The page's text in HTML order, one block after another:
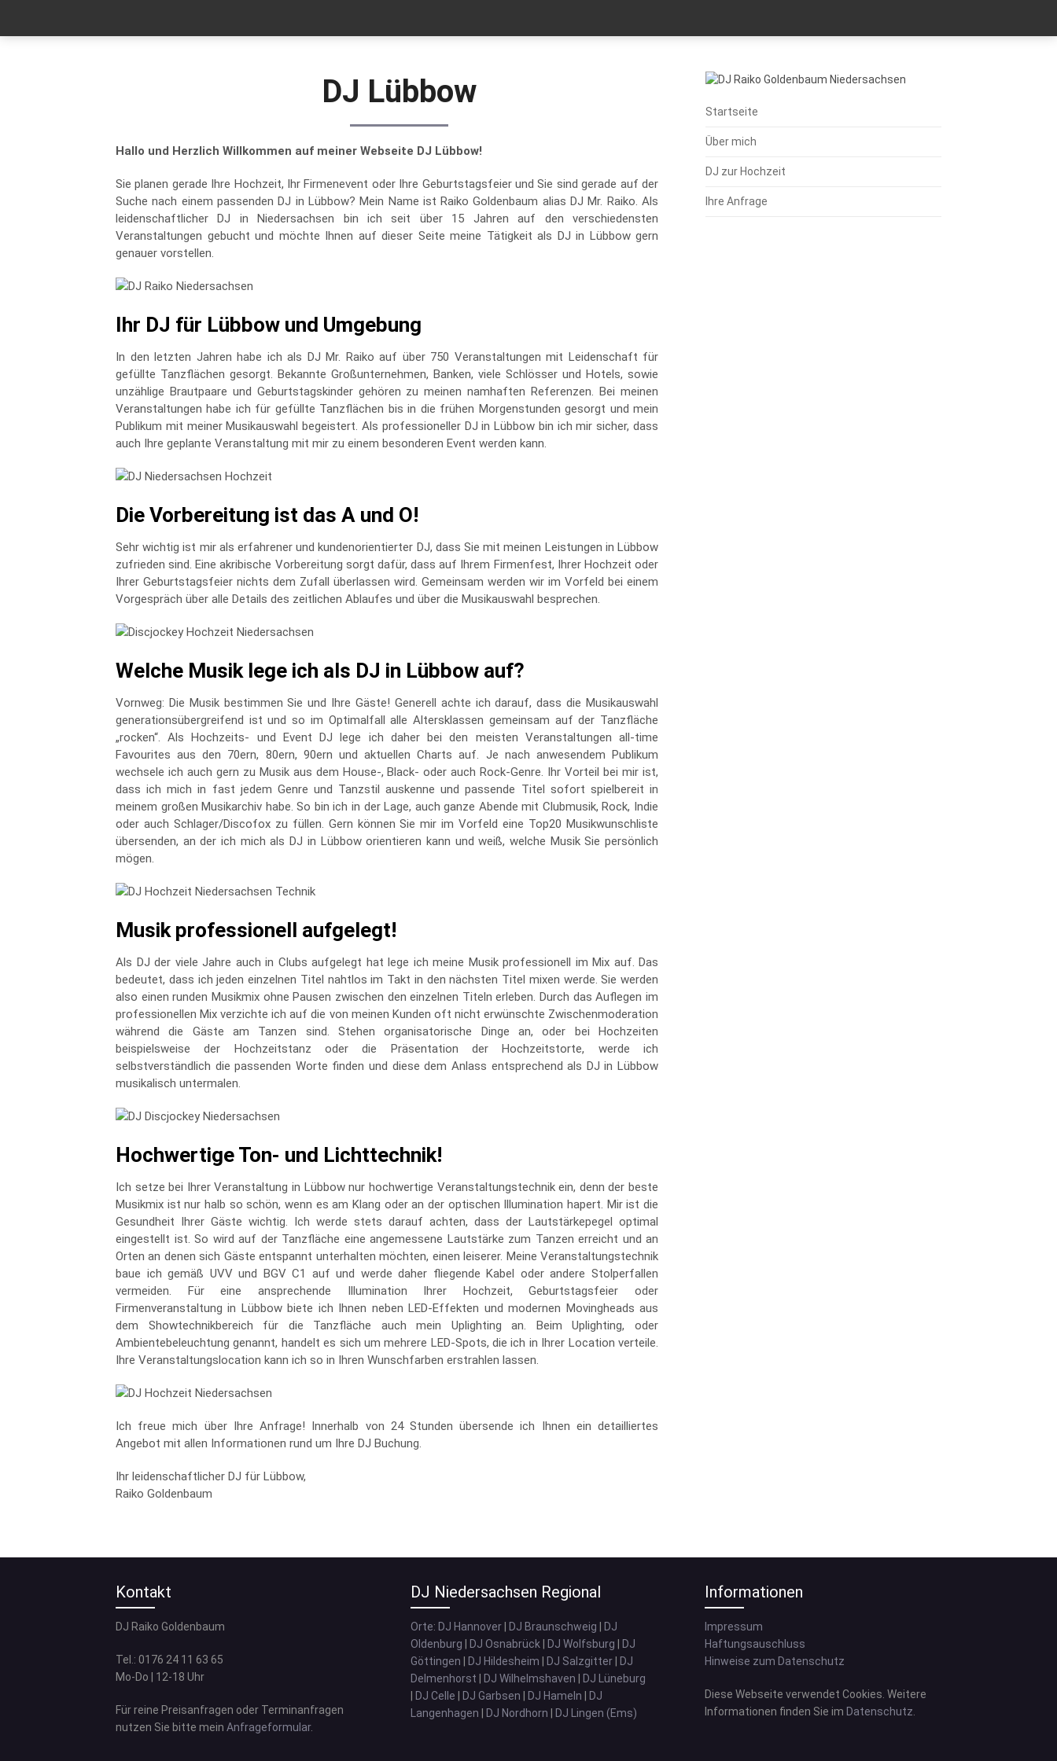
DJ Lübbow
Hallo und Herzlich Willkommen auf meiner Webseite DJ Lübbow!
Sie planen gerade Ihre Hochzeit, Ihr Firmenevent oder Ihre Geburtstagsfeier und Sie sind gerade auf der
Suche nach einem passenden DJ in Lübbow? Mein Name ist Raiko Goldenbaum alias DJ Mr. Raiko. Als
leidenschaftlicher DJ in Niedersachsen bin ich seit über 15 Jahren auf den verschiedensten
Veranstaltungen gebucht und möchte Ihnen auf dieser Seite meine Tätigkeit als DJ in Lübbow gern
genauer vorstellen.
Ihr DJ für Lübbow und Umgebung
In den letzten Jahren habe ich als DJ Mr. Raiko auf über 750 Veranstaltungen mit Leidenschaft für
gefüllte Tanzflächen gesorgt. Bekannte Großunternehmen, Banken, viele Schlösser und Hotels, sowie
unzählige Brautpaare und Geburtstagskinder gehören zu meinen namhaften Referenzen. Bei meinen
Veranstaltungen habe ich für gefüllte Tanzflächen bis in die frühen Morgenstunden gesorgt und mein
Publikum mit meiner Musikauswahl begeistert. Als professioneller DJ in Lübbow bin ich mir sicher, dass
auch Ihre geplante Veranstaltung mit mir zu einem besonderen Event werden kann.
Die Vorbereitung ist das A und O!
Sehr wichtig ist mir als erfahrener und kundenorientierter DJ, dass Sie mit meinen Leistungen in Lübbow
zufrieden sind. Eine akribische Vorbereitung sorgt dafür, dass auf Ihrem Firmenfest, Ihrer Hochzeit oder
Ihrer Geburtstagsfeier nichts dem Zufall überlassen wird. Gemeinsam werden wir im Vorfeld bei einem
Vorgespräch über alle Details des zeitlichen Ablaufes und über die Musikauswahl besprechen.
Welche Musik lege ich als DJ in Lübbow auf?
Vornweg: Die Musik bestimmen Sie und Ihre Gäste! Generell achte ich darauf, dass die Musikauswahl
generationsübergreifend ist und so im Optimalfall alle Altersklassen gemeinsam auf der Tanzfläche
„rocken“. Als Hochzeits- und Event DJ lege ich daher bei den meisten Veranstaltungen all-time
Favourites aus den 70ern, 80ern, 90ern und aktuellen Charts auf. Je nach anwesendem Publikum
wechsele ich auch gern zu Musik aus dem House-, Black- oder auch Rock-Genre. Ihr Vorteil bei mir ist,
dass ich mich in fast jedem Genre und Tanzstil auskenne und passende Titel sofort spielbereit in
meinem großen Musikarchiv habe. So bin ich in der Lage, auch ganze Abende mit Clubmusik, Rock, Indie
oder auch Schlager/Discofox zu füllen. Gern können Sie mir im Vorfeld eine Top20 Musikwunschliste
übersenden, an der ich mich als DJ in Lübbow orientieren kann und weiß, welche Musik Sie persönlich
mögen.
Musik professionell aufgelegt!
Als DJ der viele Jahre auch in Clubs aufgelegt hat lege ich meine Musik professionell im Mix auf. Das
bedeutet, dass ich jeden einzelnen Titel nahtlos im Takt in den nächsten Titel mixen werde. Sie werden
also einen runden Musikmix ohne Pausen zwischen den einzelnen Titeln erleben. Durch das Auflegen im
professionellen Mix verzichte ich auf die von meinen Kunden oft nicht erwünschte Zwischenmoderation
während die Gäste am Tanzen sind. Stehen organisatorische Dinge an, oder bei Hochzeiten
beispielsweise der Hochzeitstanz oder die Präsentation der Hochzeitstorte, werde ich
selbstverständlich die passenden Worte finden und diese dem Anlass entsprechend als DJ in Lübbow
musikalisch untermalen.
Hochwertige Ton- und Lichttechnik!
Ich setze bei Ihrer Veranstaltung in Lübbow nur hochwertige Veranstaltungstechnik ein, denn der beste
Musikmix ist nur halb so schön, wenn es am Klang oder an der optischen Illumination hapert. Mir ist die
Gesundheit Ihrer Gäste wichtig. Ich werde stets darauf achten, dass der Lautstärkepegel optimal
eingestellt ist. So wird auf der Tanzfläche eine angemessene Lautstärke zum Tanzen erreicht und an
Orten an denen sich Gäste entspannt unterhalten möchten, einen leiserer. Meine Veranstaltungstechnik
baue ich gemäß UVV und BGV C1 auf und werde daher fliegende Kabel oder andere Stolperfallen
vermeiden. Für eine ansprechende Illumination Ihrer Hochzeit, Geburtstagsfeier oder
Firmenveranstaltung in Lübbow biete ich Ihnen neben LED-Effekten und modernen Movingheads aus
dem Showtechnikbereich für die Tanzfläche auch mein Uplighting an. Beim Uplighting, oder
Ambientebeleuchtung genannt, handelt es sich um mehrere LED-Spots, die ich in Ihrer Location verteile.
Ihre Veranstaltungslocation kann ich so in Ihren Wunschfarben erstrahlen lassen.
Ich freue mich über Ihre Anfrage! Innerhalb von 24 Stunden übersende ich Ihnen ein detailliertes
Angebot mit allen Informationen rund um Ihre DJ Buchung.
Ihr leidenschaftlicher DJ für Lübbow,
Raiko Goldenbaum
Startseite
Über mich
DJ zur Hochzeit
Ihre Anfrage
Kontakt
DJ Raiko Goldenbaum
Tel.: 0176 24 11 63 65
Mo-Do | 12-18 Uhr
Für reine Preisanfragen oder Terminanfragen
nutzen Sie bitte mein Anfrageformular.
DJ Niedersachsen Regional
Orte: DJ Hannover| DJ Braunschweig
DJ
Oldenburg
DJ Osnabrück DJ Wolfsburg
DJ
Göttingen
DJ Hildesheim DJ Salzgitter|
DJ
Delmenhorst
DJ Wilhelmshaven
DJ Lüneburg
DJ Celle DJ Garbsen DJ Hameln
DJ
Langenhagen
DJ Nordhorn DJ Lingen (Ems)
Informationen
Impressum
Haftungsauschluss
Hinweise zum Datenschutz
Diese Webseite verwendet Cookies. Weitere
Informationen finden Sie im Datenschutz